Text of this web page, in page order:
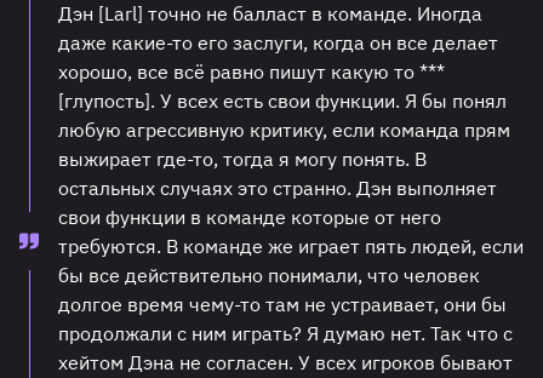
Дэн [Larl] точно не балласт в команде. Иногда
даже какие-то его заслуги, когда он все делает
хорошо, все всё равно пишут какую то ***
[глупость]. У всех есть свои функции. Я бы понял
любую агрессивную критику, если команда прям
выжирает где-то, тогда я могу понять. В
остальных случаях это странно. Дэн выполняет
свои функции в команде которые от него
требуются. В команде же играет пять людей, если
бы все действительно понимали, что человек
долгое время чему-то там не устраивает, они бы
продолжали с ним играть? Я думаю нет. Так что с
хейтом Дэна не согласен. У всех игроков бывают